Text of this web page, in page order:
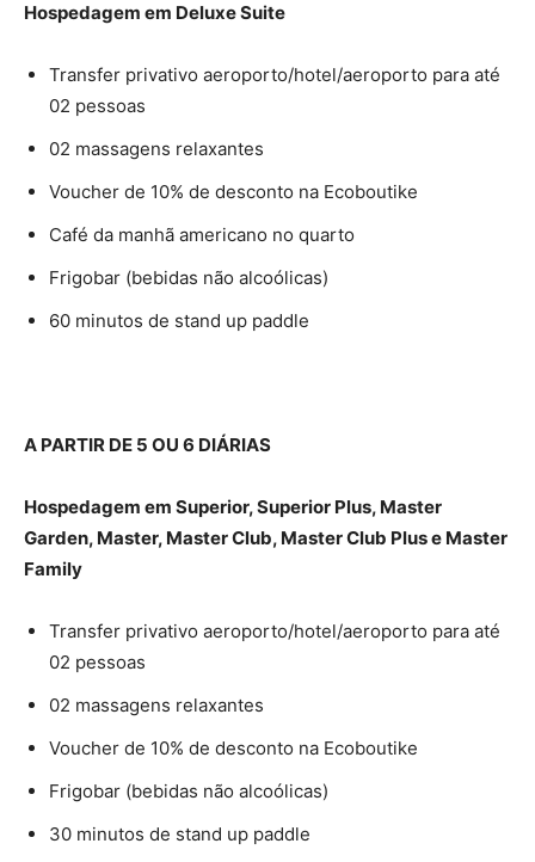
Hospedagem em Deluxe Suite
Transfer privativo aeroporto/hotel/aeroporto para até
02 pessoas
02 massagens relaxantes
Voucher de 10% de desconto na Ecoboutike
Café da manhã americano no quarto
Frigobar (bebidas não alcoólicas)
60 minutos de stand up paddle
A PARTIR DE 5 OU 6 DIÁRIAS
Hospedagem em Superior, Superior Plus, Master
Garden, Master, Master Club, Master Club Plus e Master
Family
Transfer privativo aeroporto/hotel/aeroporto para até
02 pessoas
02 massagens relaxantes
Voucher de 10% de desconto na Ecoboutike
Frigobar (bebidas não alcoólicas)
30 minutos de stand up paddle